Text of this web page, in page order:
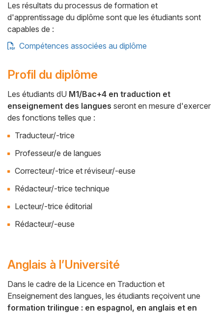
Les résultats du processus de formation et
d'apprentissage du diplôme sont que les étudiants sont
capables de :
Compétences associées au diplôme
Profil du diplôme
Cuerpo
Les étudiants dU M1/Bac+4 en traduction et
enseignement des langues seront en mesure d'exercer
des fonctions telles que :
Traducteur/-trice
Professeur/e de langues
Correcteur/-trice et réviseur/-euse
Rédacteur/-trice technique
Lecteur/-trice éditorial
Rédacteur/-euse
Anglais à l’Université
Cuerpo
Dans le cadre de la Licence en Traduction et
Enseignement des langues, les étudiants reçoivent une
formation trilingue : en espagnol, en anglais et en